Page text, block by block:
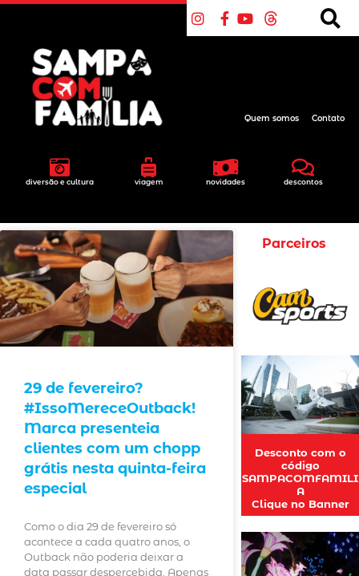
diversão e cultura viagem novidades descontos
Quem somos Contato
29 de fevereiro?
#IssoMereceOutback!
Marca presenteia
clientes com um chopp
grátis nesta quinta-feira
especial
Como o dia 29 de fevereiro só
acontece a cada quatro anos, o
Outback não poderia deixar a
data passar despercebida. Apenas
Parceiros
Desconto com o
código
SAMPACOMFAMILI
A
Clique no Banner